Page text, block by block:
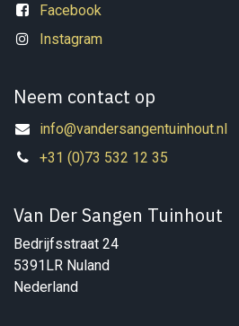
Facebook
Instagram
Neem contact op
info@vandersangentuinhout.nl
+31 (0)73 532 12 35
Van Der Sangen Tuinhout
Bedrijfsstraat 24
5391LR Nuland
Nederland